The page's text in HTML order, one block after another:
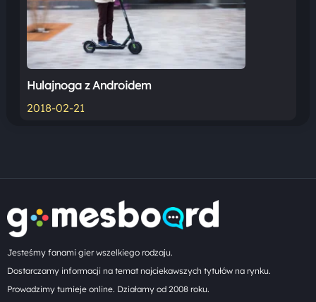
Hulajnoga z Androidem
2018-02-21
Jesteśmy fanami gier wszelkiego rodzaju.
Dostarczamy informacji na temat najciekawszych tytułów na rynku.
Prowadzimy turnieje online. Działamy od 2008 roku.